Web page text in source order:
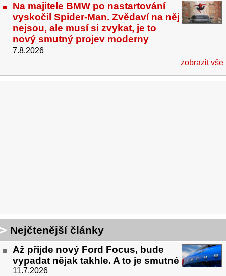
Na majitele BMW po nastartování
vyskočil Spider-Man. Zvědaví na něj
nejsou, ale musí si zvykat, je to
nový smutný projev moderny
7.8.2026
zobrazit vše
Nejčtenější články
Až přijde nový Ford Focus, bude
vypadat nějak takhle. A to je smutné
11.7.2026